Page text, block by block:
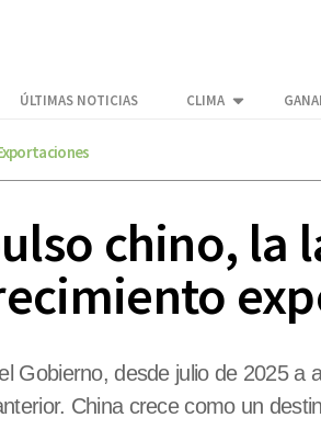
ÚLTIMAS NOTICIAS CLIMA
chino, la
Gobierno, desde julio de 2025
China crece como un